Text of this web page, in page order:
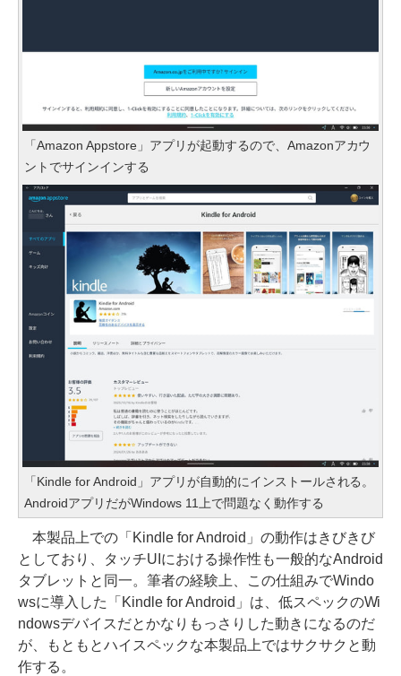
「Amazon Appstore」アプリが起動するので、Amazonアカウ
ントでサインインする
「Kindle for Android」アプリが自動的にインストールされる。
AndroidアプリだがWindows 11上で問題なく動作する
本製品上での「Kindle for Android」の動作はきびきび
としており、タッチUIにおける操作性も一般的なAndroid
タブレットと同一。筆者の経験上、この仕組みでWindo
wsに導入した「Kindle for Android」は、低スペックのWi
ndowsデバイスだとかなりもっさりした動きになるのだ
が、もともとハイスペックな本製品上ではサクサクと動
作する。